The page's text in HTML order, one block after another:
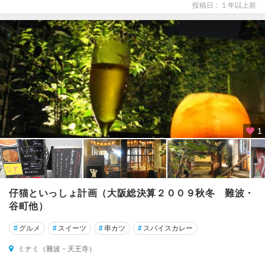
投稿日：１年以上前
1
仔猫といっしょ計画（大阪総決算２００９秋冬 難波・
谷町他）
# グルメ # スイーツ # 串カツ # スパイスカレー
ミナミ（難波・天王寺）